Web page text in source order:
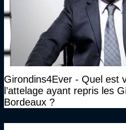
Girondins4Ever - Quel est
l’attelage ayant repris les
Bordeaux ?